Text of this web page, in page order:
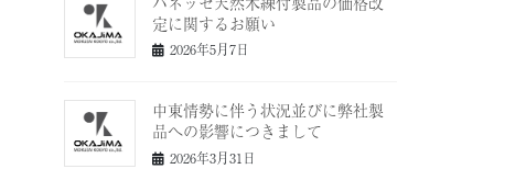
定に関するお願い
2026年5月7日
中東情勢に伴う状況並びに弊社製
品への影響につきまして
2026年3月31日